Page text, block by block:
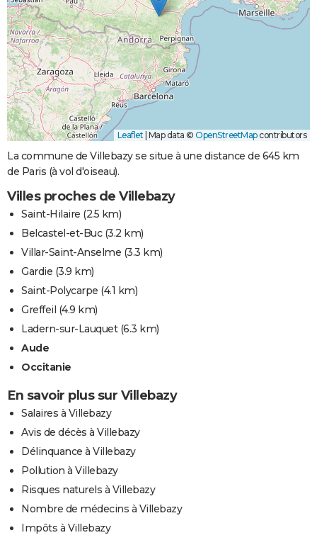
Leaflet Map data © OpenStreetMapcontributors
La commune de Villebazy se situe à une distance de 645 km
de Paris (à vol d'oiseau).
Villes proches de Villebazy
Saint-Hilaire (2.5 km)
Belcastel-et-Buc(3.2 km)
Villar-Saint-Anselme (3.3 km)
Gardie (3.9 km)
Saint-Polycarpe (4.1 km)
Greffeil (4.9 km)
Ladern-sur-Lauquet(6.3 km)
Aude
Occitanie
En savoir plus sur Villebazy
Salaires à Villebazy
Avis de décès à Villebazy
Délinquance à Villebazy
Pollution à Villebazy
Risques naturels à Villebazy
Nombre de médecins à Villebazy
Impôts à Villebazy